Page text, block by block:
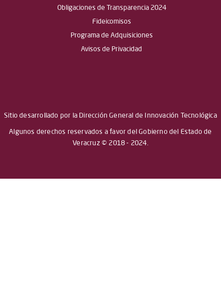
Obligaciones de Transparencia 2024
Fideicomisos
Programa de Adquisiciones
Avisos de Privacidad
Sitio desarrollado por la Dirección General de Innovación Tecnológica
Algunos derechos reservados a favor del Gobierno del Estado de
Veracruz © 2018 - 2024.